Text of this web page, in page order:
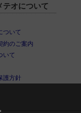
テオについて
ついて
約のご案内
いて
護方針